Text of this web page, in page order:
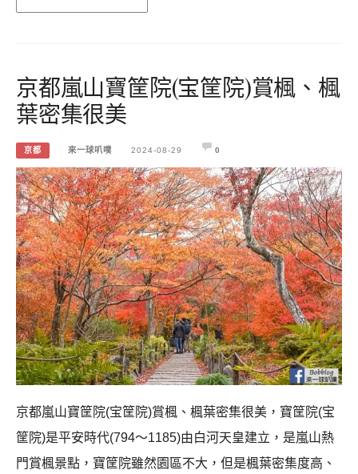
京都嵐山寶筐院(宝筐院)賞楓、楓
葉密集很美
京都 來一球叭噗 2024-08-29 0
京都嵐山寶筐院(宝筐院)賞楓、楓葉密集很美，寶筐院(宝
筐院)是平安時代(794～1185)由白河天皇建立，是嵐山熱
門賞楓景點，寶筐院雖然園區不大，但是楓葉密集度高、